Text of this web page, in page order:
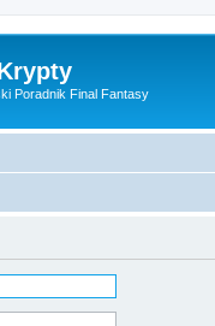
Poradnik Final Fantasy